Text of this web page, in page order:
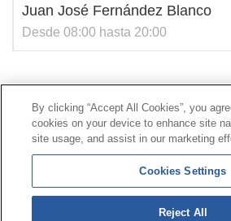
Juan José Fernández Blanco
Desde 08:00 hasta 20:00
Contacto|Perfil del contratante|
Línea Universal 900 203 203|Zona
Prestaciones Especiales|Zona
© Mutua Universal 2026 | Mapa del
Política de Protección de Datos
By clicking “Accept All Cookies”, you
cookies on your device to enhance site
site usage, and assist in our marketing
Cookies Settings
Reject All